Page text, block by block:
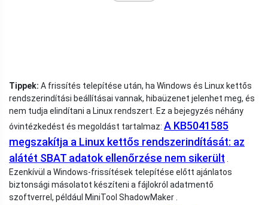
Tippek: A frissítés telepítése után, ha Windows és Linux kettős
rendszerindítási beállításai vannak, hibaüzenet jelenhet meg, és
nem tudja elindítani a Linux rendszert. Ez a bejegyzés néhány
óvintézkedést és megoldást tartalmaz: A KB5041585
megszakítja a Linux kettős rendszerindítását: az
alátét SBAT adatok ellenőrzése nem sikerült
Ezenkívül a Windows-frissítések telepítése előtt ajánlatos
biztonsági másolatot készíteni a fájlokról adatmentő
szoftverrel, például MiniTool ShadowMaker .